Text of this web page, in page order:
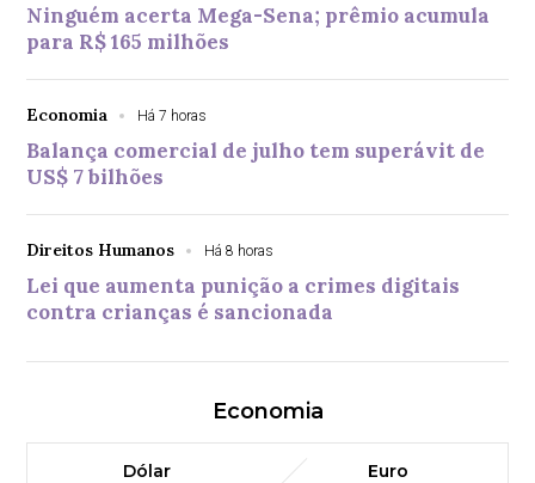
Ninguém acerta Mega-Sena; prêmio acumula
para R$ 165 milhões
Economia Há 7 horas
Balança comercial de julho tem superávit de
US$ 7 bilhões
Direitos Humanos Há 8 horas
Lei que aumenta punição a crimes digitais
contra crianças é sancionada
Economia
Dólar
Euro